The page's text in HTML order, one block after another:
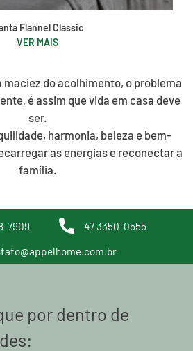
Flannel Classic
VER MAIS
maciez do acolhimento, o problema
é assim que vida em casa deve
ser.
harmonia, beleza e bem-
as energias e reconectar a
família.
7909 47 3350-0555
por dentro de